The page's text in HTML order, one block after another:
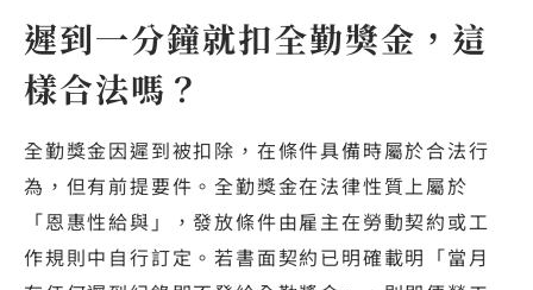
遲到一分鐘就扣全勤獎金，這
樣合法嗎？
全勤獎金因遲到被扣除，在條件具備時屬於合法行
為，但有前提要件。全勤獎金在法律性質上屬於
「恩惠性給與」，發放條件由雇主在勞動契約或工
作規則中自行訂定。若書面契約已明確載明「當月